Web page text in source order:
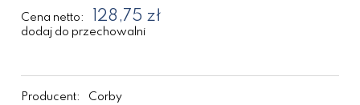
Cena netto: 128,75 zł
dodaj do przechowalni
Producent:
Corby